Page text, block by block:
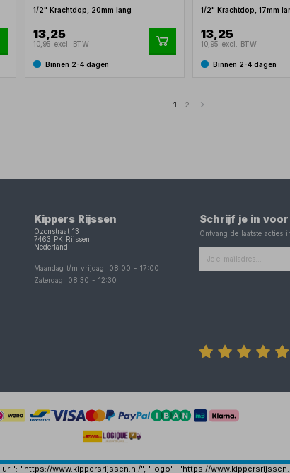
1/2" Krachtdop, 20mm lang
13,25
10,95 excl. BTW
Binnen 2-4 dagen
1/2" Krachtdop, 17mm
13,25
10,95 excl. BTW
Binnen 2-4 dagen
1 2
Kippers Rijssen
Ozonstraat 13
7463 PK
Rijssen
Nederland
Maandag t/m vrijdag: 08:00 -17:00
Zaterdag: 08:30 -12:30
Schrijf je in
Ontvang de laatste acties
"https://www.kippersrijssen.nl/", "logo": "https://